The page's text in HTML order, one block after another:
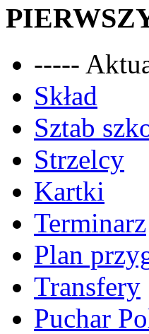
-----
Skład
Sztab
Strzelcy
Kartki
Terminarz
Plan
Transfery
Puchar